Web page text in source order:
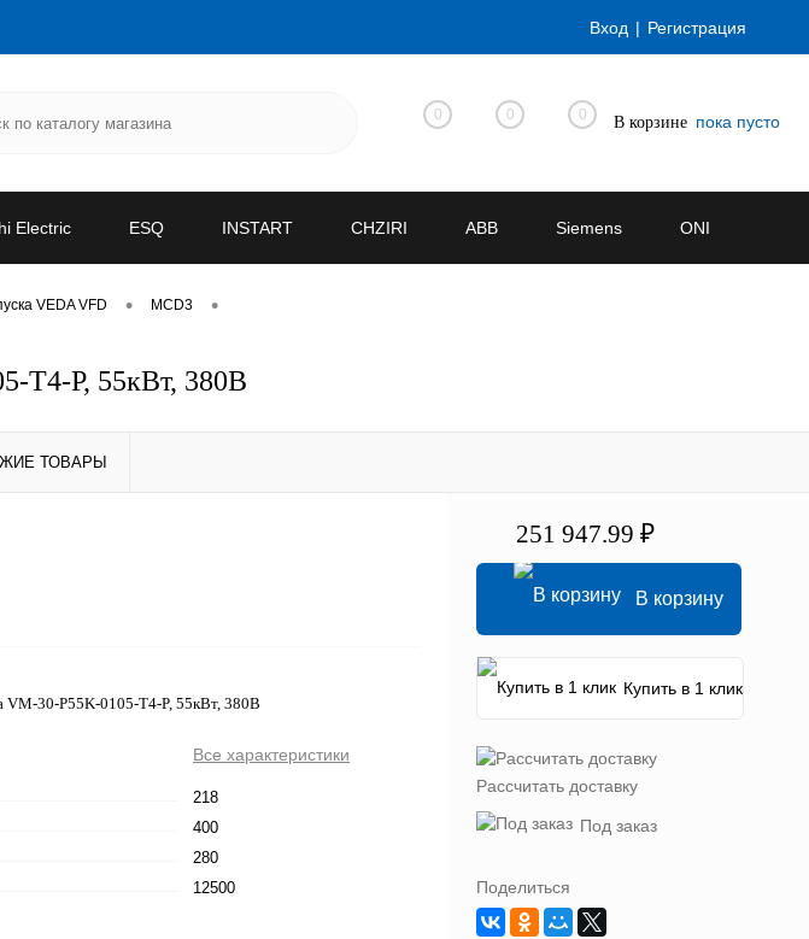
Вход Регистрация
0 0 0 В корзине пока пусто
Electric ESQ INSTART CHZIRI ABB Siemens ONI
VEDA VFD • MCD3 •
T4-P, 55кВт, 380В
ТОВАРЫ
VM-30-P55K-0105-T4-P, 55кВт, 380В
Все характеристики
218
400
280
12500
251 947.99 ₽
В корзину
Купить в 1 клик
Рассчитать доставку
Под заказ
Поделиться